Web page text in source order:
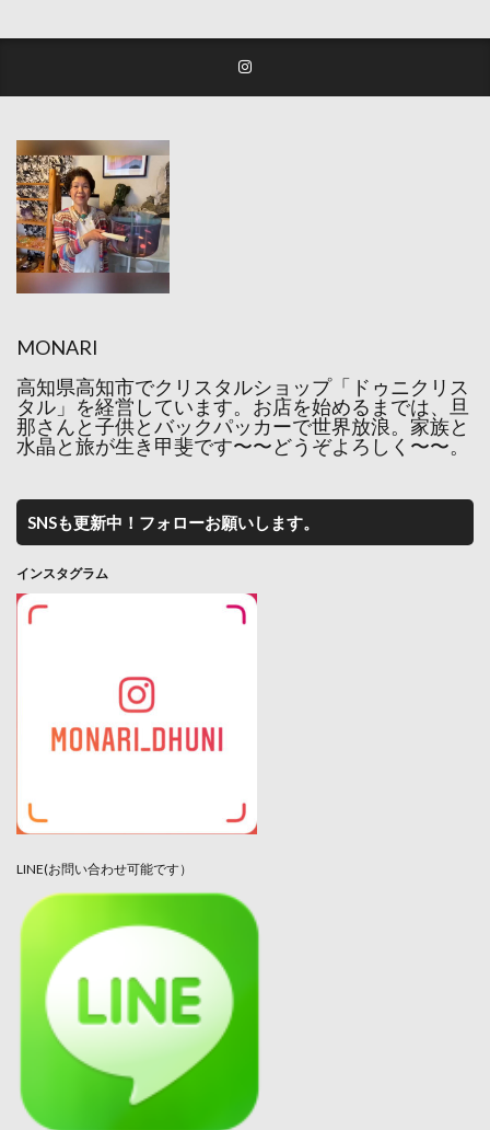
MONARI
高知県高知市でクリスタルショップ「ドゥニクリス
タル」を経営しています。お店を始めるまでは、旦
那さんと子供とバックパッカーで世界放浪。家族と
水晶と旅が生き甲斐です〜〜どうぞよろしく〜〜。
SNSも更新中！フォローお願いします。
インスタグラム
LINE(お問い合わせ可能です）